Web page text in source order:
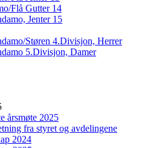
Flå Gutter 14
Jenter 15
Støren 4.Divisjon, Herrer
5.Divisjon, Damer
årsmøte 2025
fra styret og avdelingene
2024